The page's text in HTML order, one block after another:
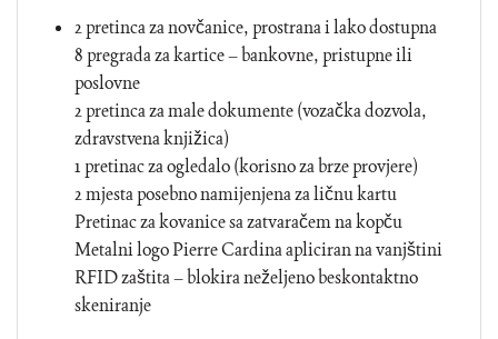
2 pretinca za novčanice, prostrana i lako dostupna
8 pregrada za kartice – bankovne, pristupne ili
poslovne
2 pretinca za male dokumente (vozačka dozvola,
zdravstvena knjižica)
1 pretinac za ogledalo (korisno za brze provjere)
2 mjesta posebno namijenjena za ličnu kartu
Pretinac za kovanice sa zatvaračem na kopču
Metalni logo Pierre Cardina apliciran na vanjštini
RFID zaštita – blokira neželjeno beskontaktno
skeniranje